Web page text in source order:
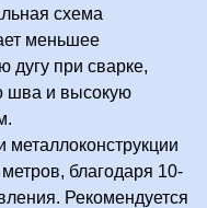
схема
меньшее
дугу при сварке,
шва и высокую
металлоконструкции
благодаря 10-
Рекомендуется